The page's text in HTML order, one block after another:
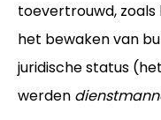
toevertrouwd,
het bewaken van
juridische status
werden